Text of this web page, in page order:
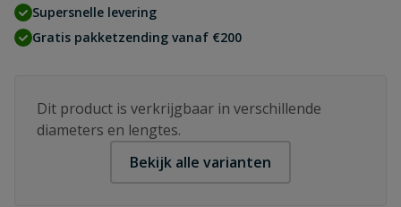
Supersnelle levering
Gratis pakketzending vanaf €200
Dit product is verkrijgbaar in verschillende
diameters en lengtes.
Bekijk alle varianten